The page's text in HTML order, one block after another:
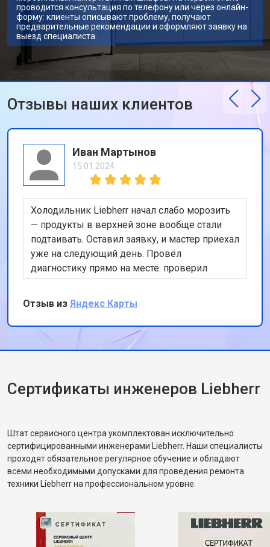
проводится консультация по телефону или через онлайн-
форму: клиенты описывают проблему, получают
предварительные рекомендации и оформляют заявку на
выезд специалиста.
Отзывы наших клиентов
Иван Мартынов
15.01.2024
Холодильник Liebherr начал слабо морозить
— продукты в верхней зоне вообще стали
подтаивать. Оставил заявку, и мастер приехал
уже на следующий день. Провёл
диагностику прямо на месте: проверил
компрессор, уплотнители, температуру по
зонам, объяснил, что проблема была в
выходе из строя датчика испарителя. Замену
сделал за час. После запуска всё проверил
ещё раз, рассказал, как лучше размещать
продукты, чтобы не перегружать систему
действительно разбирается.
Отзыв из Яндекс Карты
Сертификаты инженеров Liebherr
Штат сервисного центра укомплектован исключительно
сертифицированными инженерами Liebherr. Наши специалисты
проходят обязательное регулярное обучение и обладают
всеми необходимыми допусками для проведения ремонта
техники Liebherr на профессиональном уровне.